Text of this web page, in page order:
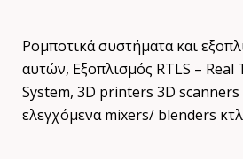
Ρομποτικά συστήματα και
αυτών, Εξοπλισμός RTLS –
System, 3D printers 3D
ελεγχόμενα mixers/ blenders